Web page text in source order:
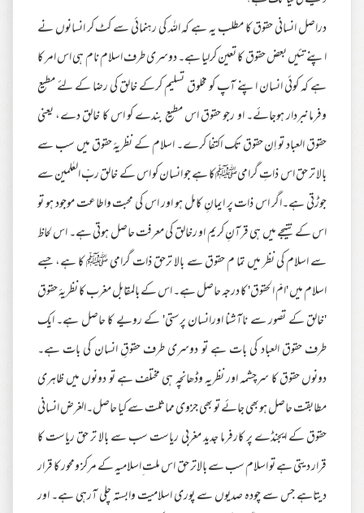
دراصل انسانی حقوق کا مطلب یہ ہے کہ اللہ کی رہنمائی سے کٹ کر انسانوں نے
اپنے تئیں بعض حقوق کا تعین کرلیا ہے۔ دوسری طرف اسلام نام ہی اس امر کا
ہے کہ کوئی انسان اپنے آپ کو مخلوق تسلیم کرکے خالق کی رضا کے لئے مطیع
وفرمانبردار ہوجائے۔ او رجو حقوق اس مطیع بندے کو اس کا خالق دے، یعنی
حقوق العباد تو اِن حقوق تک اکتفا کرے۔ اسلام کے نظریۂ حقوق میں سب سے
بالا تر حق اس ذاتِ گرامیﷺکا ہے جو انسان کو اس کے خالق ربّ العٰلمین سے
جوڑتی ہے۔اگر اس ذات پر ایمانِ کامل ہو اور اس کی محبت واطاعت موجود ہو تو
اس کے نتیجے میں ہی قرآنِ کریم او رخالق کی معرفت حاصل ہوتی ہے۔ اس لحاظ
سے اسلام کی نظر میں تما م حقوق سے بالا ترحق ذات گرامی ﷺ کا ہے، جسے
اسلام میں 'امّ الحقوق' کا درجہ حاصل ہے۔ اس کے بالمقابل مغرب کا نظریۂ حقوق
'خالق کے تصور سے ناآشنا اورانسان پرستی' کے رویے کا حاصل ہے۔ ایک
طرف حقوق العباد کی بات ہے تو دوسری طرف حقوقِ انسان کی بات ہے۔
دونوں حقوق کا سرچشمہ اور نظریہ وڈھانچہ ہی مختلف ہے تو دونوں میں ظاہری
مطابقت حاصل ہوبھی جائے تو بھی جزوی مماثلت سے کیا حاصل۔الغرض انسانی
حقوق کے ایجنڈے پر کارفرما جدید مغربی ریاست سب سے بالا تر حق ریاست کا
قرار دیتی ہے تو اسلام سب سے بالاتر حق اس ملت ِاسلامیہ کے مرکز ومحور کا قرار
دیتاہے جس سے چودہ صدیوں سے پوری اسلامیت وابستہ چلی آرہی ہے۔ اور